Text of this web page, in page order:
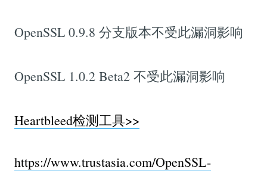
OpenSSL 0.9.8 分支版本不受此漏洞影响
OpenSSL 1.0.2 Beta2 不受此漏洞影响
Heartbleed检测工具>>
https://www.trustasia.com/OpenSSL-